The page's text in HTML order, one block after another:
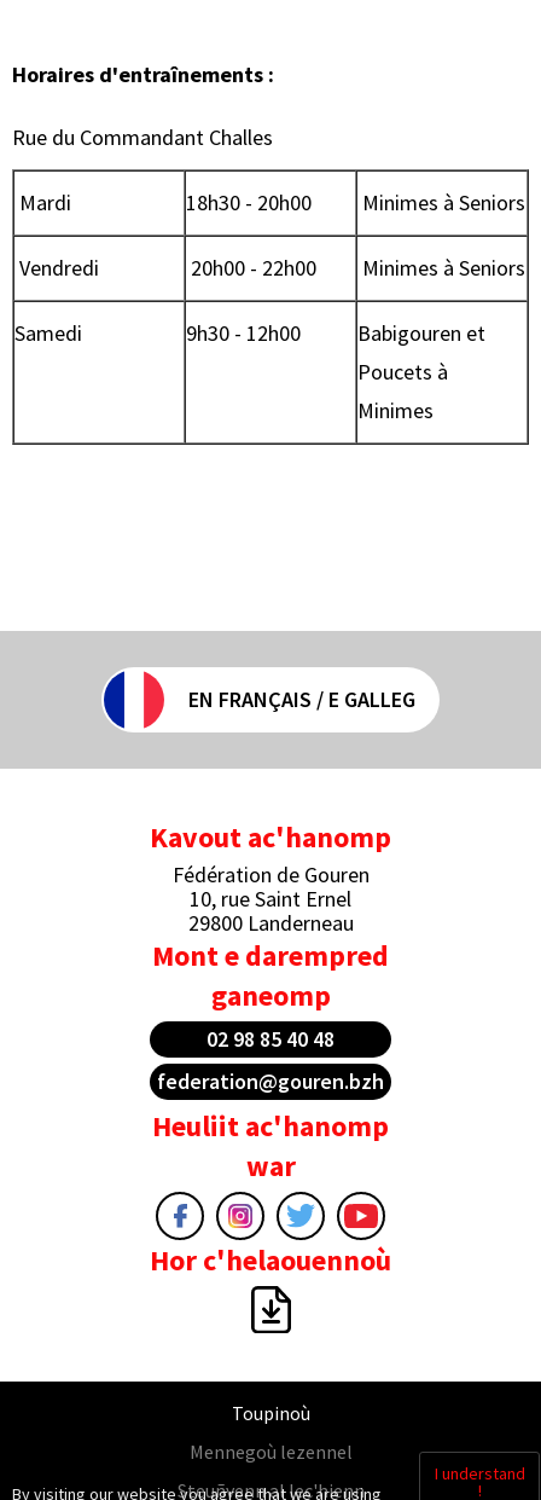
Horaires d'entraînements :
Rue du Commandant Challes
Mardi 18h30 - 20h00 Minimes à Seniors
Vendredi 20h00 - 22h00 Minimes à Seniors
Samedi 9h30 - 12h00
Babigouren et
Poucets à
Minimes
EN FRANÇAIS / E GALLEG
Kavout ac'hanomp
Fédération de Gouren
10, rue Saint Ernel
29800 Landerneau
Mont e darempred
ganeomp
02 98 85 40 48
federation@gouren.bzh
Heuliit ac'hanomp
war
Hor c'helaouennoù
Toupinoù
Mennegoù lezennel
Steuñvenn al lec'hienn
By visiting our website you agree that we are using
I understand
!